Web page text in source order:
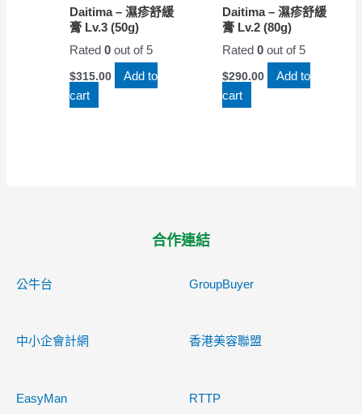
Daitima – 濕疹舒緩
膏 Lv.3 (50g)
Rated0 out of 5
$315.00
Add to
cart
Daitima – 濕疹舒緩
膏 Lv.2 (80g)
Rated 0out of 5
$290.00
Add to
cart
合作連結
公牛台 GroupBuyer
中小企會計網 香港美容聯盟
EasyMan RTTP